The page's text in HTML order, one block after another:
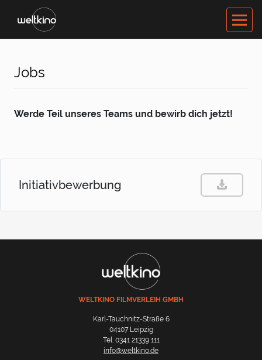
Jobs
Werde Teil unseres Teams und bewirb dich jetzt!
Initiativbewerbung
WELTKINO FILMVERLEIH GMBH
Karl-Tauchnitz-Straße 6
04107 Leipzig
Tel. 0341 21339 111
info@weltkino.de